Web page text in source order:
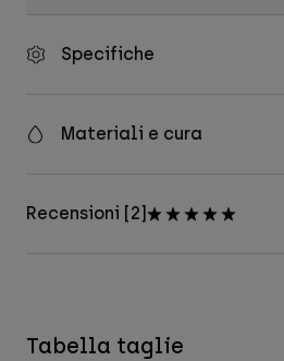
Specifiche
Materiali e cura
Recensioni [2]
Tabella taglie